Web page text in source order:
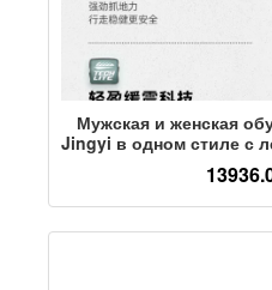
Мужская и женская
Jingyi в одном стиле с
захватом,
плавания по